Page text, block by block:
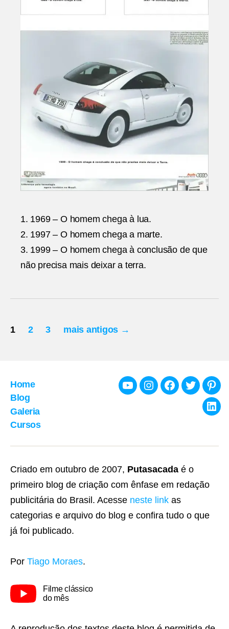
1. 1969 – O homem chega à lua.
2. 1997 – O homem chega a marte.
3. 1999 – O homem chega à conclusão de que
não precisa mais deixar a terra.
Paginação
1 2 3 mais antigos →
Home
Blog
Galeria
Cursos
YoutubeInstagramFacebook
Twitter
Criado em outubro de 2007, Putasacada é o
primeiro blog de criação com ênfase em redação
publicitária do Brasil. Acesse neste link as
categorias e arquivo do blog e confira tudo o que
já foi publicado.
Por Tiago Moraes.
Filme clássico
do mês